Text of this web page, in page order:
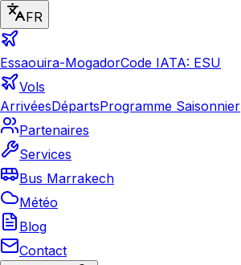
FR
Essaouira-MogadorCode IATA: ESU
Vols
ArrivéesDépartsProgramme Saisonnier
Partenaires
Services
Bus Marrakech
Météo
Blog
Contact